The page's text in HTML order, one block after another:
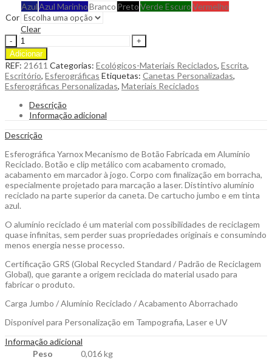
Cor
AzulAzul MarinhoBranco PretoVerde EscuroVermelho
Clear
Esferográfica
Yarnox
Mecanismo
de
Botão
Fabricada
em
Alumínio
Reciclado
para
Personalizar
quantity
Adicionar
REF: 21611 Categorias: Ecológicos-Materiais Reciclados, Escrita,
Escritório, Esferográficas Etiquetas: Canetas Personalizadas,
Esferográficas Personalizadas, Materiais Reciclados
Descrição
Informação adicional
Descrição
Esferográfica Yarnox Mecanismo de Botão Fabricada em Alumínio
Reciclado. Botão e clip metálico com acabamento cromado,
acabamento em marcador à jogo. Corpo com finalização em borracha,
especialmente projetado para marcação a laser. Distintivo alumínio
reciclado na parte superior da caneta. De cartucho jumbo e em tinta
azul.
O alumínio reciclado é um material com possibilidades de reciclagem
quase infinitas, sem perder suas propriedades originais e consumindo
menos energia nesse processo.
Certificação GRS (Global Recycled Standard / Padrão de Reciclagem
Global), que garante a origem reciclada do material usado para
fabricar o produto.
Carga Jumbo / Alumínio Reciclado / Acabamento Aborrachado
Disponível para Personalização em Tampografia, Laser e UV
Informação adicional
Peso
0,016 kg